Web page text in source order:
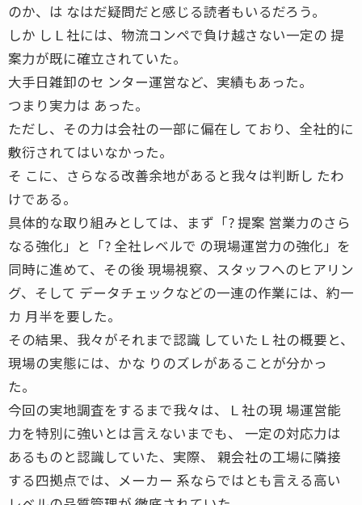
のか、は なはだ疑問だと感じる読者もいるだろう。
しか しＬ社には、物流コンペで負け越さない一定の 提
案力が既に確立されていた。
大手日雑卸のセ ンター運営など、実績もあった。
つまり実力は あった。
ただし、その力は会社の一部に偏在し ており、全社的に
敷衍されてはいなかった。
そ こに、さらなる改善余地があると我々は判断し たわ
けである。
具体的な取り組みとしては、まず「? 提案 営業力のさら
なる強化」と「? 全社レベルで の現場運営力の強化」を
同時に進めて、その後 現場視察、スタッフへのヒアリン
グ、そして データチェックなどの一連の作業には、約一
カ 月半を要した。
その結果、我々がそれまで認識 していたＬ社の概要と、
現場の実態には、かな りのズレがあることが分かっ
た。
今回の実地調査をするまで我々は、Ｌ社の現 場運営能
力を特別に強いとは言えないまでも、 一定の対応力は
あるものと認識していた、実際、 親会社の工場に隣接
する四拠点では、メーカー 系ならではとも言える高い